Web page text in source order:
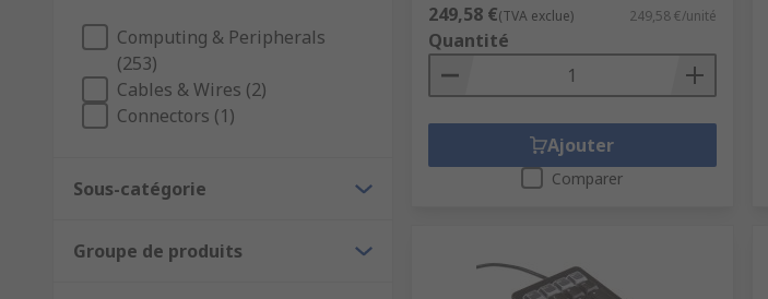
Computing & Peripherals
(253)
Cables & Wires (2)
Connectors (1)
Sous-catégorie
Groupe de produits
249,58 €(TVA exclue) 249,58 €/unité
Quantité
Ajouter
Comparer